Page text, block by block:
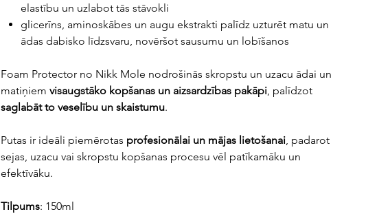
elastību un uzlabot tās stāvokli
glicerīns, aminoskābes un augu ekstrakti palīdz uzturēt matu un
ādas dabisko līdzsvaru, novēršot sausumu un lobīšanos
Foam Protector no Nikk Mole nodrošinās skropstu un uzacu ādai un
matiņiem visaugstāko kopšanas un aizsardzības pakāpi, palīdzot
saglabāt to veselību un skaistumu.
Putas ir ideāli piemērotas profesionālai un mājas lietošanai, padarot
sejas, uzacu vai skropstu kopšanas procesu vēl patīkamāku un
efektīvāku.
Tilpums: 150ml